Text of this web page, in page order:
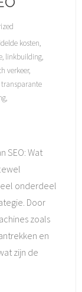
kosten,
, linkbuilding,
verkeer,
transparante
,
SEO: Wat
onderdeel
Door
zoals
en
zijn de